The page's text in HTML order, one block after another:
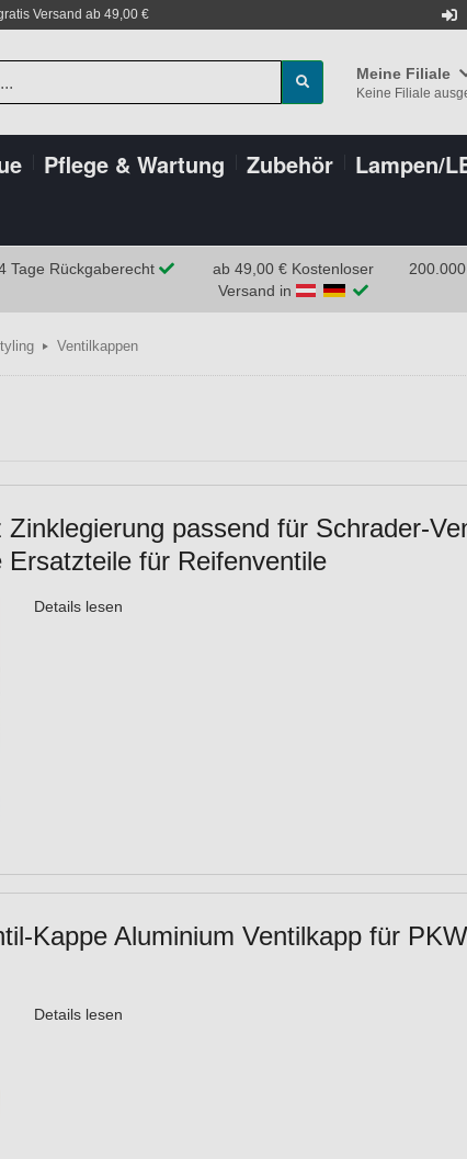
Versand ab 49,00 €
Meine Filiale
Keine Filiale
Pflege & Wartung Zubehör Lampen/
Tage Rückgaberecht
ab 49,00 € Kostenloser
Versand in
Ventilkappen
passend für Schrader-
für Reifenventile
Details lesen
Kappe Aluminium Ventilkapp für
Details lesen